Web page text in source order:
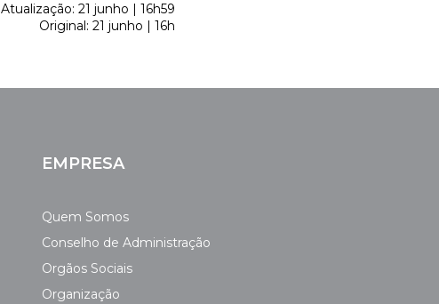
Atualização: 21 junho | 16h59
Original: 21 junho | 16h
EMPRESA
Quem Somos
Conselho de Administração
Orgãos Sociais
Organização